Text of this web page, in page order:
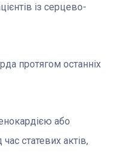
із серцево-
протягом останніх
або
статевих актів,